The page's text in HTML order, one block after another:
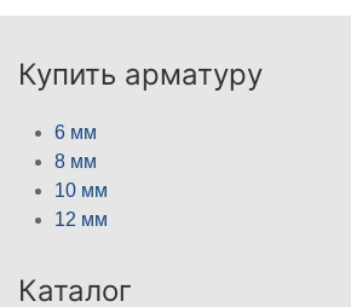
Купить арматуру
6 мм
8 мм
10 мм
12 мм
Каталог